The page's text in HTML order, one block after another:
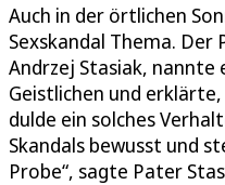
Auch in der örtlichen
Sexskandal Thema.
Andrzej Stasiak, nannte
Geistlichen und
dulde ein solches
Skandals bewusst und
Probe“, sagte Pater